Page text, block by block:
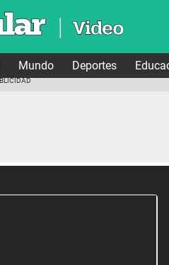
Mundo Deportes